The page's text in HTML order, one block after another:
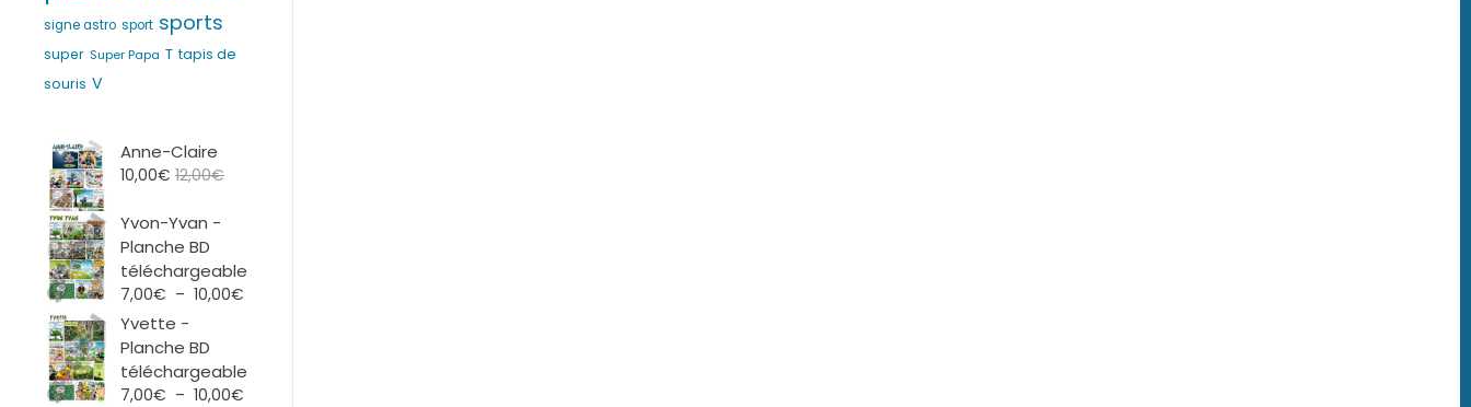
signe astro sport sports
super Super Papa T tapis de
souris V
Anne-Claire
10,00€ 12,00€
Yvon-Yvan -
Planche BD
téléchargeable
7,00€ – 10,00€
Yvette -
Planche BD
téléchargeable
7,00€ – 10,00€